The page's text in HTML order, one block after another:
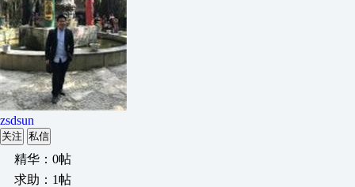
zsdsun
关注 私信
精华：0帖
求助：1帖